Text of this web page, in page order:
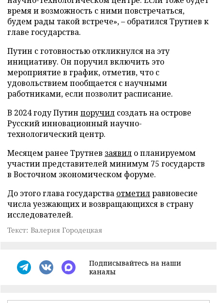
время и возможность с ними повстречаться,
будем рады такой встрече», – обратился Трутнев к
главе государства.
Путин с готовностью откликнулся на эту
инициативу. Он поручил включить это
мероприятие в график, отметив, что с
удовольствием пообщается с научными
работниками, если позволит расписание.
В 2024 году Путин поручил создать на острове
Русский инновационный научно-
технологический центр.
Месяцем ранее Трутнев заявил о планируемом
участии представителей минимум 75 государств
в Восточном экономическом форуме.
До этого глава государства отметилравновесие
числа уезжающих и возвращающихся в страну
исследователей.
Текст: Валерия Городецкая
Подписывайтесь на наши
каналы